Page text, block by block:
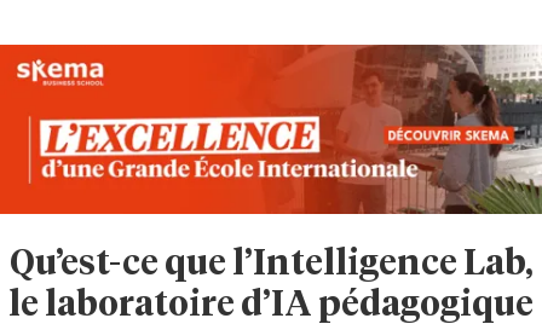
Qu’est-ce que l’Intelligence Lab,
le laboratoire d’IA pédagogique